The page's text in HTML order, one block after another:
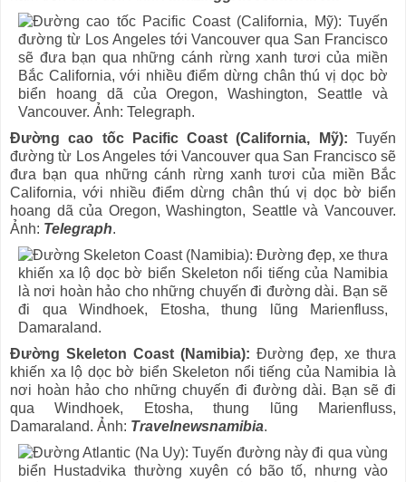
Đường cao tốc Pacific Coast (California, Mỹ): Tuyến
đường từ Los Angeles tới Vancouver qua San Francisco sẽ
đưa bạn qua những cánh rừng xanh tươi của miền Bắc
California, với nhiều điểm dừng chân thú vị dọc bờ biển
hoang dã của Oregon, Washington, Seattle và Vancouver.
Ảnh: Telegraph.
Đường Skeleton Coast (Namibia): Đường đẹp, xe thưa
khiến xa lộ dọc bờ biển Skeleton nổi tiếng của Namibia là
nơi hoàn hảo cho những chuyến đi đường dài. Bạn sẽ đi
qua Windhoek, Etosha, thung lũng Marienfluss,
Damaraland. Ảnh: Travelnewsnamibia.